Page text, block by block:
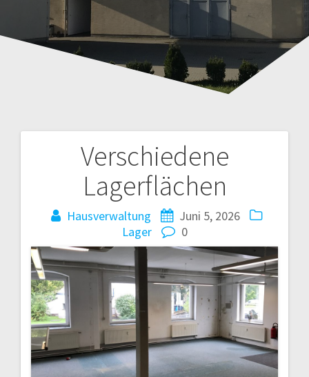
Verschiedene
Lagerflächen
Hausverwaltung
Juni 5, 2026
Lager
0
Beitragsnavigation